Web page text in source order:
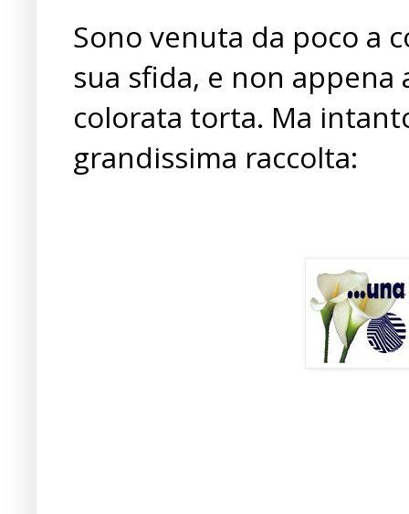
Sono venuta da poco a
sua sfida, e non
colorata torta. Ma
grandissima raccolta: